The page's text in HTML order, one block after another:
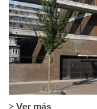
> Ver más